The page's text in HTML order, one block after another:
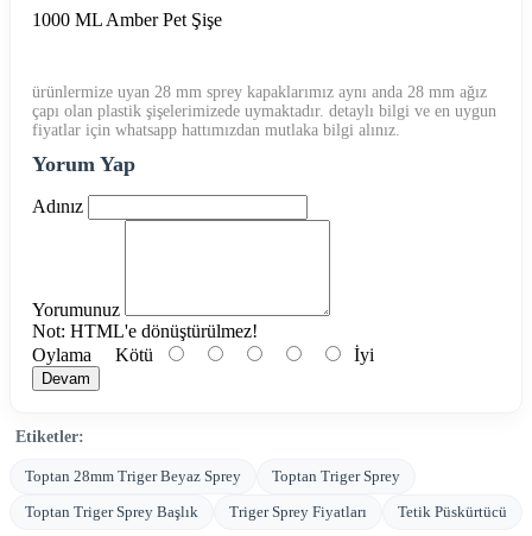
1000 ML Amber Pet Şişe
ürünlermize uyan 28 mm sprey kapaklarımız aynı anda 28 mm ağız
çapı olan plastik şişelerimizede uymaktadır. detaylı bilgi ve en uygun
fiyatlar için whatsapp hattımızdan mutlaka bilgi alınız.
Yorum Yap
Adınız
Yorumunuz
Not: HTML'e dönüştürülmez!
Oylama Kötü İyi
Devam
Etiketler:
Toptan 28mm Triger Beyaz Sprey
Toptan Triger Sprey
Toptan Triger Sprey Başlık
Triger Sprey Fiyatları Tetik Püskürtücü